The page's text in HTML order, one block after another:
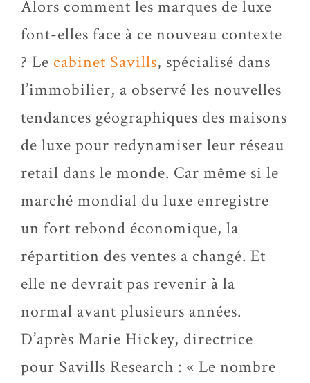
Alors comment les marques de luxe
font-elles face à ce nouveau contexte
? Le cabinet Savills, spécialisé dans
l’immobilier, a observé les nouvelles
tendances géographiques des maisons
de luxe pour redynamiser leur réseau
retail dans le monde. Car même si le
marché mondial du luxe enregistre
un fort rebond économique, la
répartition des ventes a changé. Et
elle ne devrait pas revenir à la
normal avant plusieurs années.
D’après Marie Hickey, directrice
pour Savills Research : « Le nombre